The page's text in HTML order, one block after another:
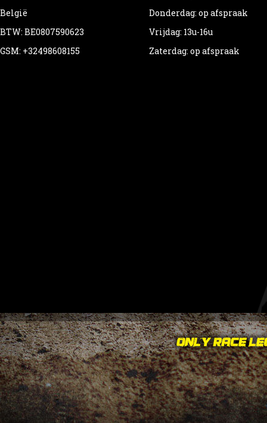
België
BTW: BE0807590623
GSM: +32498608155
Donderdag: op afspraak
Vrijdag: 13u-16u
Zaterdag: op afspraak